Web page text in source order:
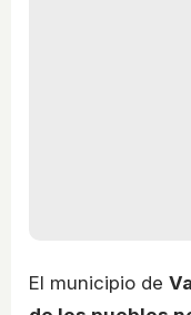
El municipio de